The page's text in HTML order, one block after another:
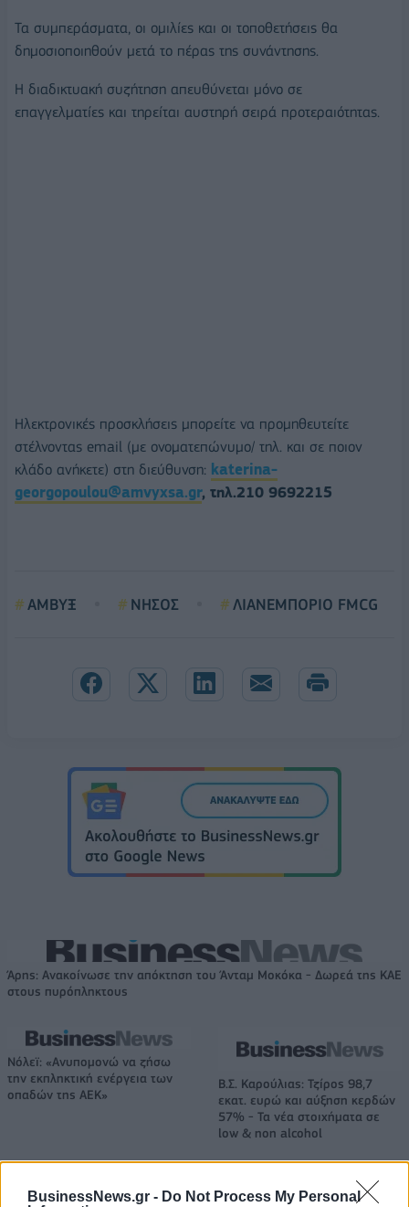
BusinessNews.gr - Do Not Process My Personal
Τα συμπεράσματα, οι ομιλίες και οι τοποθετήσεις θα
δημοσιοποιηθούν μετά το πέρας της συνάντησης.
Η διαδικτυακή συζήτηση απευθύνεται μόνο σε
επαγγελματίες και τηρείται αυστηρή σειρά προτεραιότητας.
Ηλεκτρονικές προσκλήσεις μπορείτε να προμηθευτείτε
στέλνοντας email (με ονοματεπώνυμο/ τηλ. και σε ποιον
κλάδο ανήκετε) στη διεύθυνση: katerina-
georgopoulou@amvyxsa.gr, τηλ.210 9692215
ΑΜΒΥΞ ΝΗΣΟΣ ΛΙΑΝΕΜΠΟΡΙΟ FMCG
Άρης: Ανακοίνωσε την απόκτηση του Άνταμ Μοκόκα - Δωρεά της ΚΑΕ
στους πυρόπληκτους
Νόλεϊ: «Ανυπομονώ να ζήσω
την εκπληκτική ενέργεια των
οπαδών της ΑΕΚ»
Β.Σ. Καρούλιας: Τζίρος 98,7
εκατ. ευρώ και αύξηση κερδών
57% - Τα νέα στοιχήματα σε
low & non alcohol
Metlen: Ρεκόρ EBITDA στο α' εξάμηνο, στα 550 εκατ. ευρώ – Καθαρά